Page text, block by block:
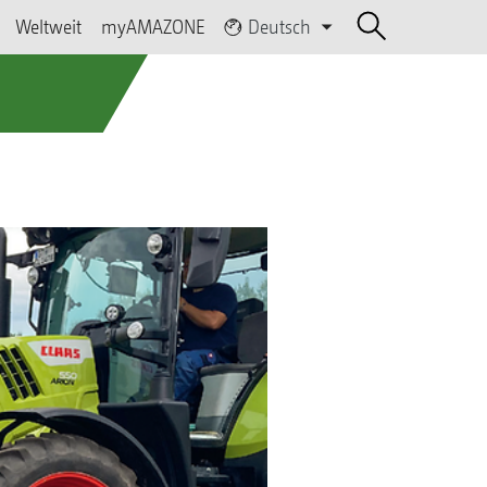
Weltweit myAMAZONE Deutsch